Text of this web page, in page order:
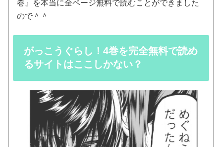
巻』を本当に全ページ無料で読むことができました
ので＾＾
がっこうぐらし！4巻を完全無料で読め
るサイトはここしかない？